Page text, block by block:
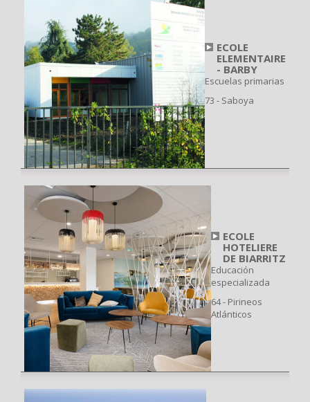
ECOLE
ELEMENTAIRE
- BARBY
Escuelas primarias
73 - Saboya
ECOLE
HOTELIERE
DE BIARRITZ
Educación
especializada
64 - Pirineos
Atlánticos